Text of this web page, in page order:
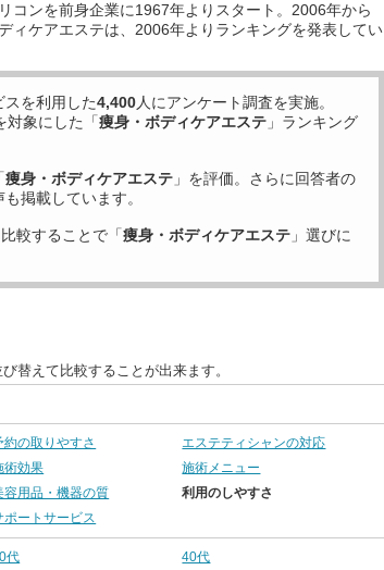
コンを前身企業に1967年よりスタート。2006年から
ィケアエステは、2006年よりランキングを発表してい
を利用した4,400人にアンケート調査を実施。
対象にした「痩身・ボディケアエステ 」ランキング
痩身・ボディケアエステ 」を評価。さらに回答者の
掲載しています。
較することで「痩身・ボディケアエステ 」選びに
替えて比較することが出来ます。
約の取りやすさ
エステティシャンの対応
術効果
施術メニュー
容用品・機器の質
利用のしやすさ
ポートサービス
代
40代